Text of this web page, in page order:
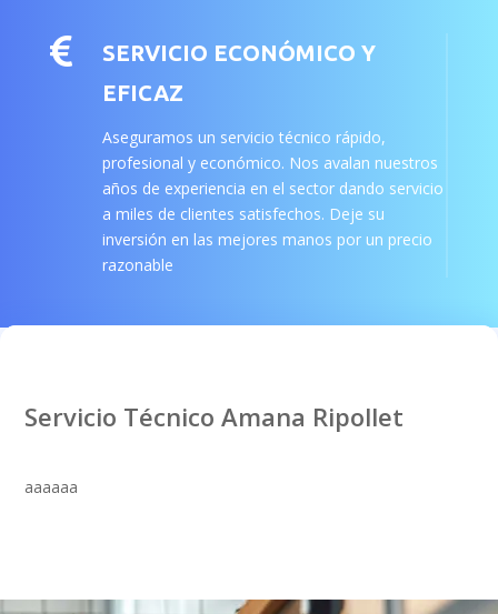

SERVICIO ECONÓMICO Y
EFICAZ
Aseguramos un servicio técnico rápido,
profesional y económico. Nos avalan nuestros
años de experiencia en el sector dando servicio
a miles de clientes satisfechos. Deje su
inversión en las mejores manos por un precio
razonable
Servicio Técnico Amana Ripollet
aaaaaa